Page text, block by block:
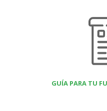
GUÍA PARA TU